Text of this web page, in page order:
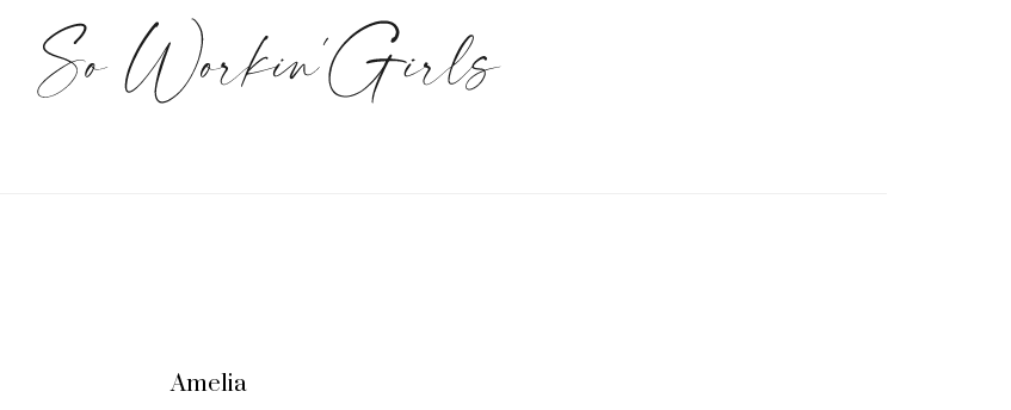
Amelia